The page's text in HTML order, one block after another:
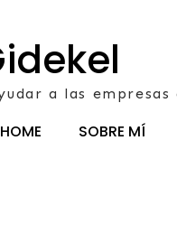
a las
HOME SOBRE MÍ